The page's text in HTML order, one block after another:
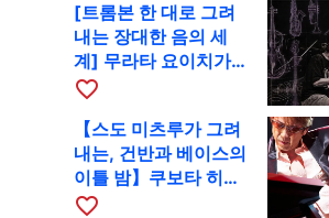
[트롬본 한 대로 그려
내는 장대한 음의 세
계] 무라타 요이치가
CD 발매 기념 투어로
favorite_border
【스도 미츠루가 그려
내는, 건반과 베이스의
이틀 밤】쿠보타 히로
시, 후지이 소라, 하나
favorite_border